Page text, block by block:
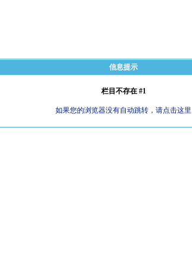
信息提示
栏目不存在 #1
如果您的浏览器没有自动跳转，请点击这里